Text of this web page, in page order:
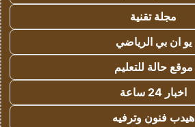
مجلة تقنية
يو ان بي الرياضي
موقع حالة للتعليم
اخبار 24 ساعة
هيدب فنون وترفيه